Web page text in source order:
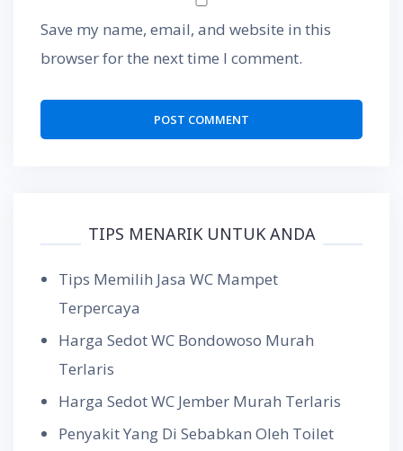
Save my name, email, and website in this
browser for the next time I comment.
TIPS MENARIK UNTUK ANDA
Tips Memilih Jasa WC Mampet
Terpercaya
Harga Sedot WC Bondowoso Murah
Terlaris
Harga Sedot WC Jember Murah Terlaris
Penyakit Yang Di Sebabkan Oleh Toilet